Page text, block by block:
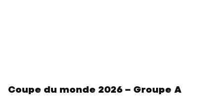
Coupe du monde 2026 – Groupe A